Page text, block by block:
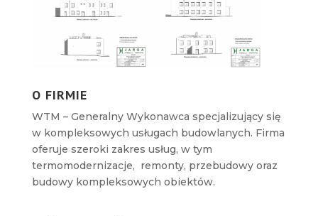
O FIRMIE
WTM – Generalny Wykonawca specjalizujący się
w kompleksowych usługach budowlanych. Firma
oferuje szeroki zakres usług, w tym
termomodernizacje, remonty, przebudowy oraz
budowy kompleksowych obiektów.